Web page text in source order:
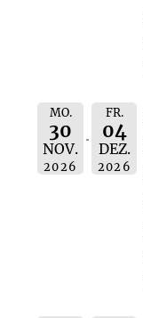
MO.
30
NOV.
2026
FR.
04
DEZ.
2026